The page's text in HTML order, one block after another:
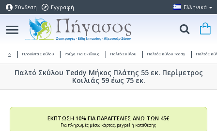
Σύνδεση Εγγραφή Ελληνικά
Προϊόντα Σκύλου Ρούχα Για Σκύλους Παλτό Σκύλου Παλτό Σκύλου Teddy Παλτό
Παλτό Σκύλου Teddy Μήκος Πλάτης 55 εκ. Περίμετρος
Κοιλιάς 59 έως 75 εκ.
ΕΚΠΤΩΣΗ 10% ΓΙΑ ΠΑΡΑΓΓΕΛΙΕΣ ΑΝΩ ΤΩΝ 45€
Για πληρωμές μέσω κάρτας, paypal ή κατάθεσης